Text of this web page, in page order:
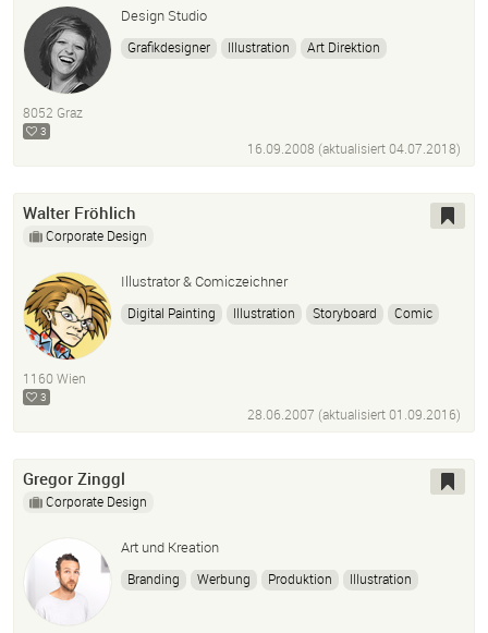
Design Studio
Grafikdesigner Illustration Art Direktion
8052 Graz
3
16.09.2008 (aktualisiert04.07.2018)
Walter Fröhlich
Corporate Design
Illustrator & Comiczeichner
Digital Painting Illustration Storyboard Comic
1160 Wien
3
28.06.2007 (aktualisiert01.09.2016)
Gregor Zinggl
Corporate Design
Art und Kreation
Branding Werbung Produktion
Illustration